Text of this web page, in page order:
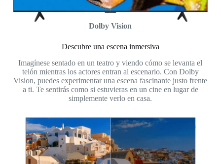
Dolby Vision
Descubre una escena inmersiva
Imagínese sentado en un teatro y viendo cómo se levanta el
telón mientras los actores entran al escenario. Con Dolby
Vision, puedes experimentar una escena fascinante justo frente
a ti. Te sentirás como si estuvieras en un cine en lugar de
simplemente verlo en casa.